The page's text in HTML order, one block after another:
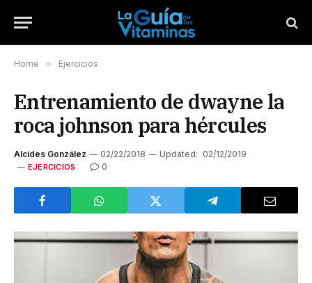
Home » Ejercicios
Entrenamiento de dwayne la
roca johnson para hércules
Alcides González 02/22/2018 Updated: 02/12/2019
EJERCICIOS 0